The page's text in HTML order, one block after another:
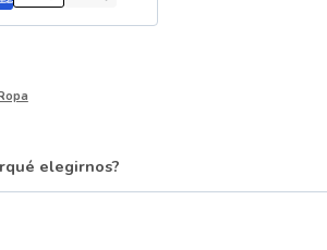
elegirnos?